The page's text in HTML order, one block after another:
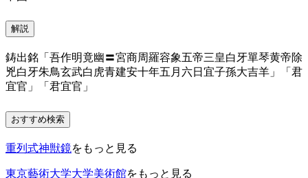
解説
鋳出銘「吾作明竟幽〓宮商周羅容象五帝三皇白牙單琴黄帝除
兇白牙朱鳥玄武白虎青建安十年五月六日宜子孫大吉羊」「君
宜官」「君宜官」
おすすめ検索
重列式神獣鏡をもっと見る
東京藝術大学大学美術館をもっと見る